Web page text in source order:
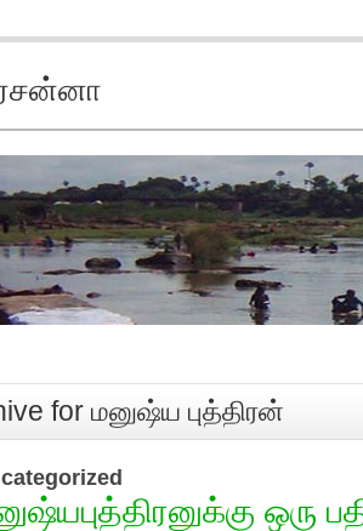
for மனுஷ்ய புத்திரன்
ஒரு